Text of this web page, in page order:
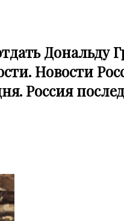
Дональду
Новости
Россия